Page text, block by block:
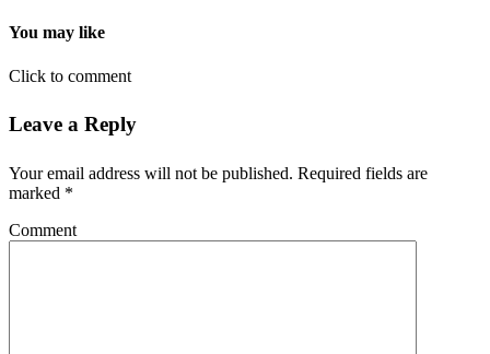
You may like
Click to comment
Leave a Reply
Your email address will not be published. Required fields are
marked *
Comment